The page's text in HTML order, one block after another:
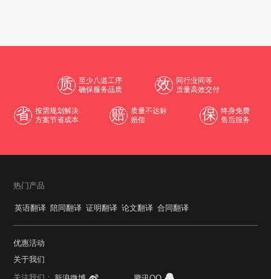
质
至少八道工序
确保服务品质
效
同行业同等
质量高效交付
省
按需规划解决
方案节省成本
赔
质量不达标
赔偿
保
终身免费
售后服务
热门产品
英语翻译 陪同翻译 证明翻译 论文翻译 合同翻译
优惠活动
关于我们